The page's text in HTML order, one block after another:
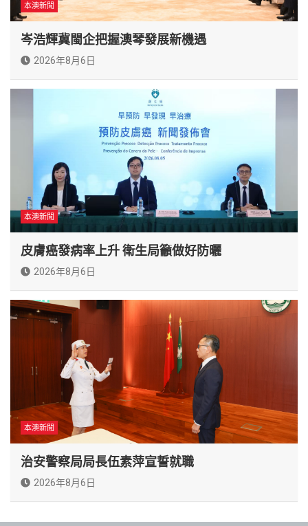
本澳新聞
岑浩輝冀閩企把握澳琴發展新機遇
2026年8月6日
本澳新聞
皮膚癌發病率上升 衛生局籲做好防曬
2026年8月6日
本澳新聞
治安警察局局長伍素萍宣誓就職
2026年8月6日